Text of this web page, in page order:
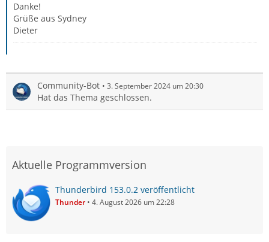
Danke!
Grüße aus Sydney
Dieter
Community-Bot 3. September 2024 um 20:30
Hat das Thema geschlossen.
Aktuelle Programmversion
Thunderbird 153.0.2 veröffentlicht
Thunder 4. August 2026 um 22:28